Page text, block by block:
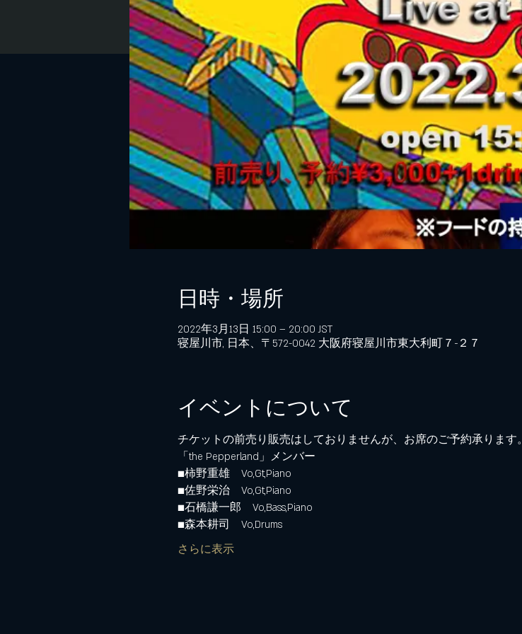
日時・場所
2022年3月13日 15:00 – 20:00 JST
寝屋川市, 日本、〒572-0042 大阪府寝屋川市東大利町７−２７
イベントについて
チケットの前売り販売はしておりませんが、お席のご予約承ります。
「the Pepperland」メンバー
■柿野重雄　Vo,Gt,Piano
■佐野栄治　Vo,Gt,Piano
■石橋謙一郎　Vo,Bass,Piano
■森本耕司　Vo,Drums
さらに表示